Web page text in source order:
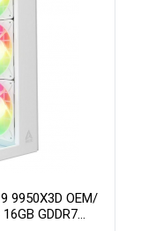
9950X3D OEM/
GDDR7